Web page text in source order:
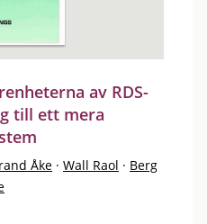
av RDS-
till ett mera
Åke · Wall Raol · Berg